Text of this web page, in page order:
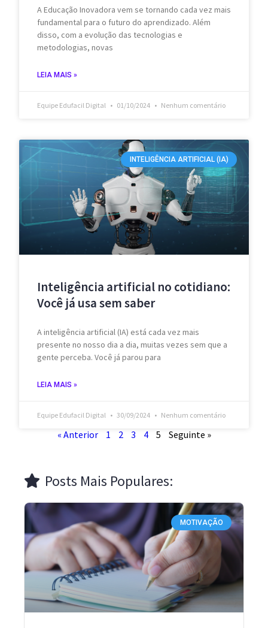
A Educação Inovadora vem se tornando cada vez mais
fundamental para o futuro do aprendizado. Além
disso, com a evolução das tecnologias e
metodologias, novas
LEIA MAIS »
Equipe Edufacil Digital 01/10/2024 Nenhum comentário
INTELIGÊNCIA ARTIFICIAL (IA)
Inteligência artificial no cotidiano:
Você já usa sem saber
A inteligência artificial (IA) está cada vez mais
presente no nosso dia a dia, muitas vezes sem que a
gente perceba. Você já parou para
LEIA MAIS »
Equipe Edufacil Digital 30/09/2024 Nenhum comentário
« Anterior 1 2 3 4 5 Seguinte »
Posts Mais Populares:
MOTIVAÇÃO